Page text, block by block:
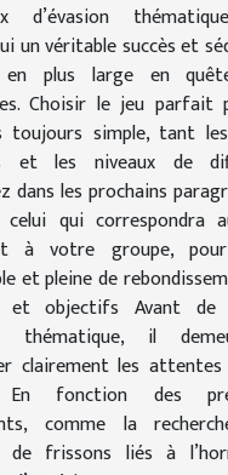
d’évasion
un véritable succès et
plus large en quête
Choisir le jeu parfait
toujours simple, tant
et les niveaux de
dans les prochains
celui qui correspondra
à votre groupe,
et pleine de
et objectifs Avant de
thématique, il
clairement les
En fonction des
comme la
de frissons liés à